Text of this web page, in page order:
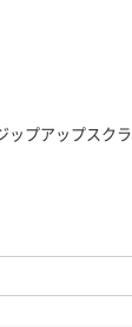
ップアップスク